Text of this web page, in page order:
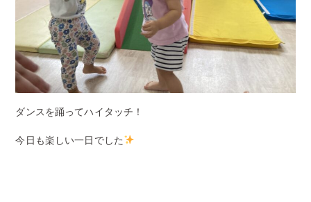
ダンスを踊ってハイタッチ！
今日も楽しい一日でした